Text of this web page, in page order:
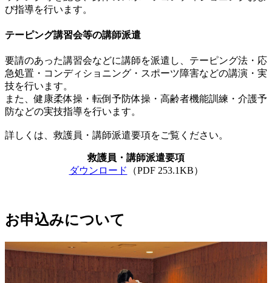
び指導を行います。
テーピング講習会等の講師派遣
要請のあった講習会などに講師を派遣し、テーピング法・応
急処置・コンディショニング・スポーツ障害などの講演・実
技を行います。
また、健康柔体操・転倒予防体操・高齢者機能訓練・介護予
防などの実技指導を行います。
詳しくは、救護員・講師派遣要項をご覧ください。
救護員・講師派遣要項
ダウンロード （PDF 253.1KB）
お申込みについて